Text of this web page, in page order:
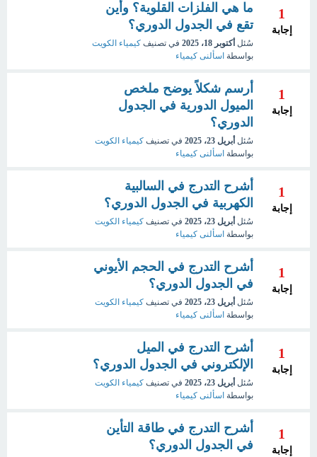
1
إجابة
ما هي الفلزات القلوية؟ وأين
تقع في الجدول الدوري؟
سُئل أكتوبر 18، 2025 في تصنيف كيمياء الكويت
بواسطة اسألنى كيمياء
1
إجابة
أرسم شكلاً يوضح ملخص
الميول الدورية في الجدول
الدوري؟
سُئل أبريل 23، 2025 في تصنيف كيمياء الكويت
بواسطة اسألنى كيمياء
1
إجابة
أشرح التدرج في السالبية
الكهربية في الجدول الدوري؟
سُئل أبريل 23، 2025 في تصنيف كيمياء الكويت
بواسطة اسألنى كيمياء
1
إجابة
أشرح التدرج في الحجم الأيوني
في الجدول الدوري؟
سُئل أبريل 23، 2025 في تصنيف كيمياء الكويت
بواسطة اسألنى كيمياء
1
إجابة
أشرح التدرج في الميل
الإلكتروني في الجدول الدوري؟
سُئل أبريل 23، 2025 في تصنيف كيمياء الكويت
بواسطة اسألنى كيمياء
1
إجابة
أشرح التدرج في طاقة التأين
في الجدول الدوري؟